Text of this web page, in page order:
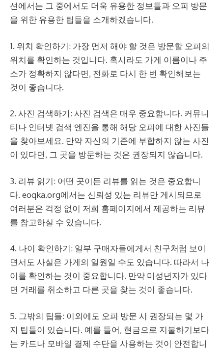
션에서는 그 중에서도 더욱 유용한 정보들과 오피 방문
을 위한 유용한 팁들을 소개하겠습니다.
1. 위치 확인하기: 가장 먼저 해야 할 것은 방문할 오피의
위치를 확인하는 것입니다. 혹시라도 가게 이름이나 주
소가 정확하지 않다면, 전화로 다시 한 번 확인해보는
것이 좋습니다.
2. 사진 검색하기: 사진 검색은 매우 중요합니다. 커뮤니
티나 인터넷 검색 엔진을 통해 해당 오피에 대한 사진들
을 찾아보세요. 만약 자신의 기준에 부합하지 않는 사진
이 있다면, 그 곳을 방문하는 것은 권장되지 않습니다.
3. 리뷰 읽기: 어떤 곳이든 리뷰를 읽는 것은 중요합니
다. eoqka.org에서는 신뢰성 있는 리뷰만 게시되므로
여러분은 걱정 없이 저희 홈페이지에서 제공하는 리뷰
를 참고하실 수 있습니다.
4. 나이 확인하기: 일부 구매자들에게서 친구처럼 보이
면서도 사실은 가게의 일원일 수도 있습니다. 따라서 나
이를 확인하는 것이 중요합니다. 만약 미성년자가 있다
면 거래를 취소하고 다른 곳을 찾는 것이 좋습니다.
5. 그밖의 팁들: 이외에도 오피 방문 시 권장되는 몇 가
지 팁들이 있습니다. 예를 들어, 현금으로 지불하기보다
는 카드나 모바일 결제 수단을 사용하는 것이 안전합니